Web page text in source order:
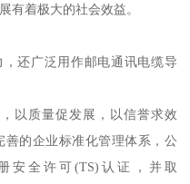
有着极大的社会效益。
还广泛用作邮电通讯电缆导
以质量促发展，以信誉求效
的企业标准化管理体系，公
安全许可(TS)认证，并取